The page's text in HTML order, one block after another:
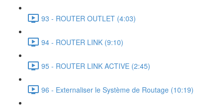
93 - ROUTER OUTLET (4:03)
94 - ROUTER LINK (9:10)
95 - ROUTER LINK ACTIVE (2:45)
96 - Externaliser le Système de Routage (10:19)